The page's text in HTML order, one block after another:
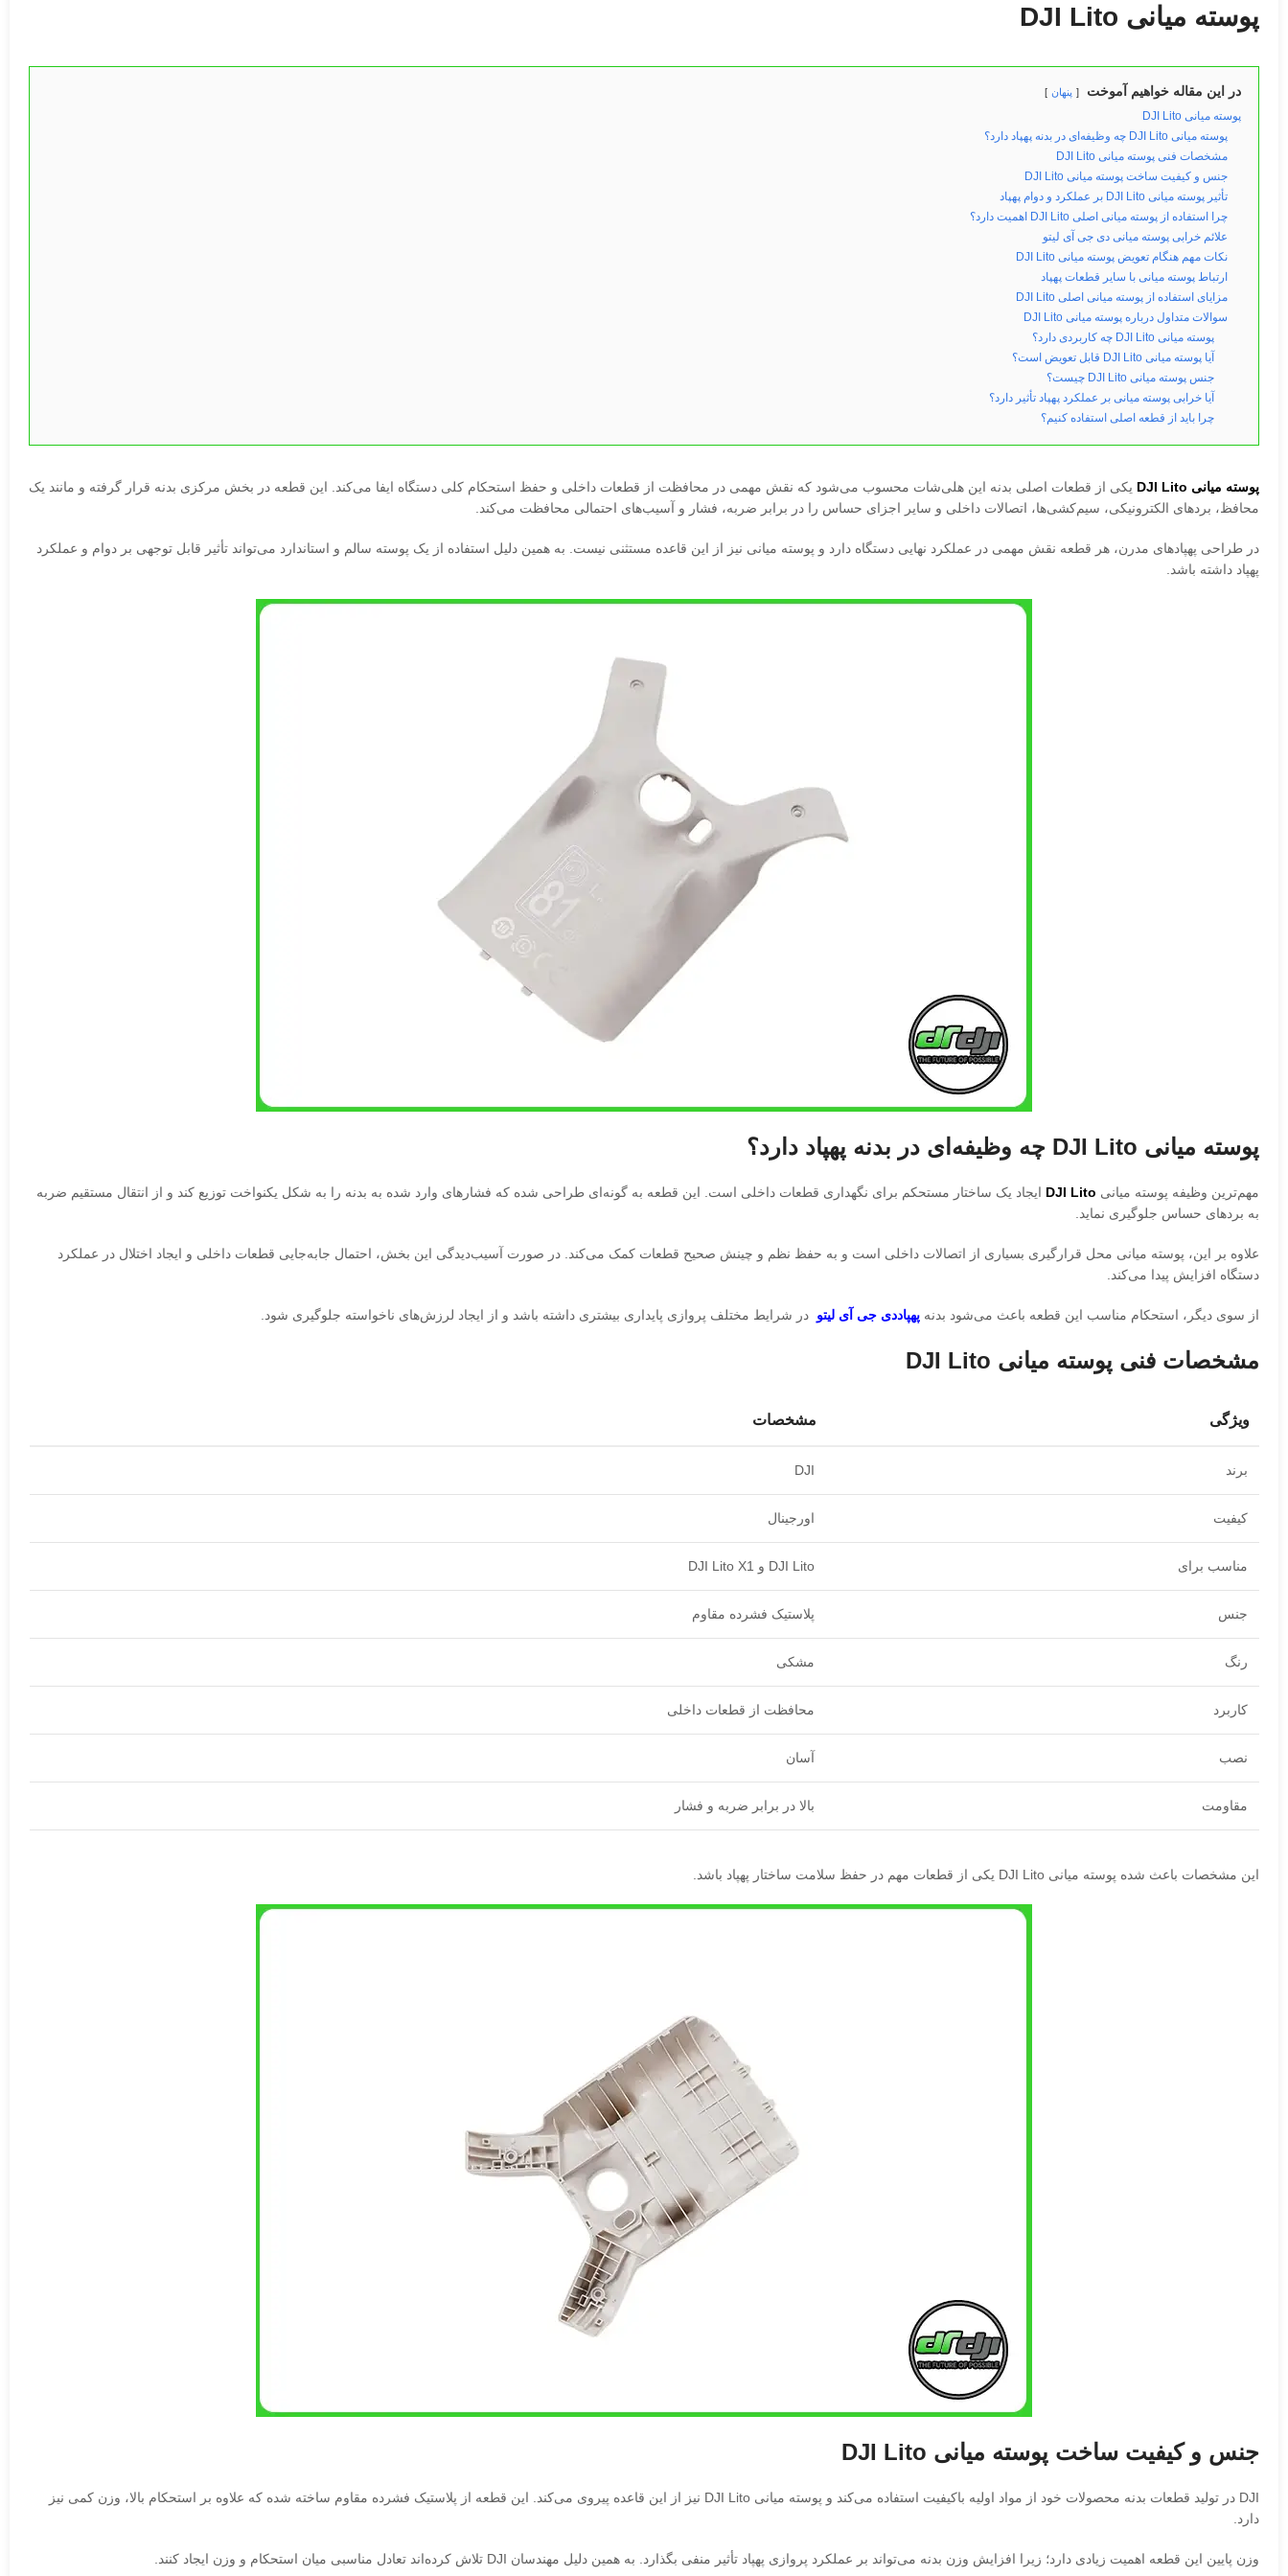
پوسته میانی DJI Lito
در این مقاله خواهیم آموخت پنهان
پوسته میانی DJI Lito
پوسته میانی DJI Lito چه وظیفه‌ای در بدنه پهپاد دارد؟
مشخصات فنی پوسته میانی DJI Lito
جنس و کیفیت ساخت پوسته میانی DJI Lito
تأثیر پوسته میانی DJI Lito بر عملکرد و دوام پهپاد
چرا استفاده از پوسته میانی اصلی DJI Lito اهمیت دارد؟
علائم خرابی پوسته میانی دی جی آی لیتو
نکات مهم هنگام تعویض پوسته میانی DJI Lito
ارتباط پوسته میانی با سایر قطعات پهپاد
مزایای استفاده از پوسته میانی اصلی DJI Lito
سوالات متداول درباره پوسته میانی DJI Lito
پوسته میانی DJI Lito چه کاربردی دارد؟
آیا پوسته میانی DJI Lito قابل تعویض است؟
جنس پوسته میانی DJI Lito چیست؟
آیا خرابی پوسته میانی بر عملکرد پهپاد تأثیر دارد؟
چرا باید از قطعه اصلی استفاده کنیم؟
پوسته میانی DJI Lito
یکی از قطعات اصلی بدنه این هلی‌شات محسوب می‌شود که نقش مهمی در محافظت از قطعات داخلی و حفظ استحکام کلی دستگاه ایفا می‌کند. این قطعه در بخش مرکزی بدنه قرار گرفته و مانند یک
محافظ، بردهای الکترونیکی، سیم‌کشی‌ها، اتصالات داخلی و سایر اجزای حساس را در برابر ضربه، فشار و آسیب‌های احتمالی محافظت می‌کند.
در طراحی پهپادهای مدرن، هر قطعه نقش مهمی در عملکرد نهایی دستگاه دارد و پوسته میانی نیز از این قاعده مستثنی نیست. به همین دلیل استفاده از یک پوسته سالم و استاندارد می‌تواند تأثیر قابل توجهی بر دوام و عملکرد
پهپاد داشته باشد.
پوسته میانی DJI Lito چه وظیفه‌ای در بدنه پهپاد دارد؟
مهم‌ترین وظیفه پوسته میانی
ایجاد یک ساختار مستحکم برای نگهداری قطعات داخلی است. این قطعه به گونه‌ای طراحی شده که فشارهای وارد شده به بدنه را به شکل یکنواخت توزیع کند و از انتقال مستقیم ضربه
به بردهای حساس جلوگیری نماید.
علاوه بر این، پوسته میانی محل قرارگیری بسیاری از اتصالات داخلی است و به حفظ نظم و چینش صحیح قطعات کمک می‌کند. در صورت آسیب‌دیدگی این بخش، احتمال جابه‌جایی قطعات داخلی و ایجاد اختلال در عملکرد
دستگاه افزایش پیدا می‌کند.
از سوی دیگر، استحکام مناسب این قطعه باعث می‌شود بدنه پهپاددی جی آی لیتو در شرایط مختلف پروازی پایداری بیشتری داشته باشد و از ایجاد لرزش‌های ناخواسته جلوگیری شود.
مشخصات فنی پوسته میانی DJI Lito
ویژگی مشخصات
برند DJI
کیفیت اورجینال
مناسب برای DJI Lito و DJI Lito X1
جنس پلاستیک فشرده مقاوم
رنگ مشکی
کاربرد محافظت از قطعات داخلی
نصب آسان
مقاومت بالا در برابر ضربه و فشار
این مشخصات باعث شده پوسته میانی DJI Lito یکی از قطعات مهم در حفظ سلامت ساختار پهپاد باشد.
جنس و کیفیت ساخت پوسته میانی DJI Lito
DJI در تولید قطعات بدنه محصولات خود از مواد اولیه باکیفیت استفاده می‌کند و پوسته میانی DJI Lito نیز از این قاعده پیروی می‌کند. این قطعه از پلاستیک فشرده مقاوم ساخته شده که علاوه بر استحکام بالا، وزن کمی نیز
دارد.
وزن پایین این قطعه اهمیت زیادی دارد؛ زیرا افزایش وزن بدنه می‌تواند بر عملکرد پروازی پهپاد تأثیر منفی بگذارد. به همین دلیل مهندسان DJI تلاش کرده‌اند تعادل مناسبی میان استحکام و وزن ایجاد کنند.